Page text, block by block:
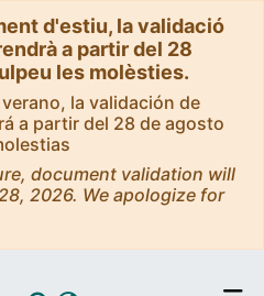
d'estiu, la validació
a partir del 28
les molèsties.
la validación de
a partir del 28 de agosto
document validation will
2026. We apologize for